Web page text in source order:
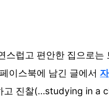
스럽고 편안한 집으로
이스북에 남긴 글에서
고 진찰(…studying in